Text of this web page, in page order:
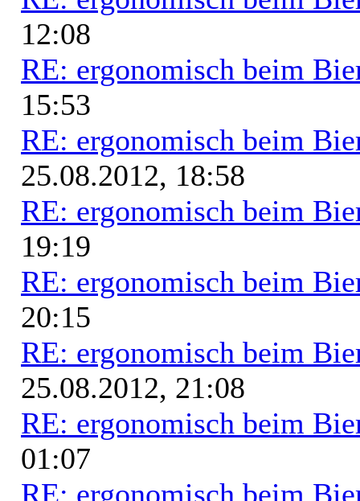
12:08
RE: ergonomisch beim
15:53
RE: ergonomisch beim
25.08.2012, 18:58
RE: ergonomisch beim
19:19
RE: ergonomisch beim
20:15
RE: ergonomisch beim
25.08.2012, 21:08
RE: ergonomisch beim
01:07
RE: ergonomisch beim